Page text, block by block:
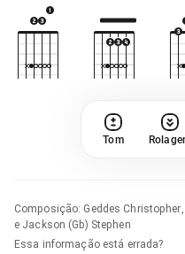
Tom
Composição: Geddes
e Jackson (Gb) Stephen
Essa informação está errada?